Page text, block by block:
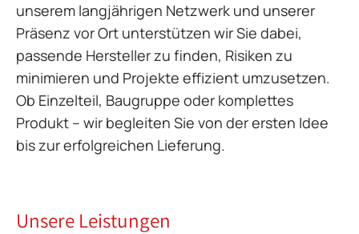
unserem langjährigen Netzwerk und unserer
Präsenz vor Ort unterstützen wir Sie dabei,
passende Hersteller zu finden, Risiken zu
minimieren und Projekte effizient umzusetzen.
Ob Einzelteil, Baugruppe oder komplettes
Produkt – wir begleiten Sie von der ersten Idee
bis zur erfolgreichen Lieferung.
Unsere Leistungen